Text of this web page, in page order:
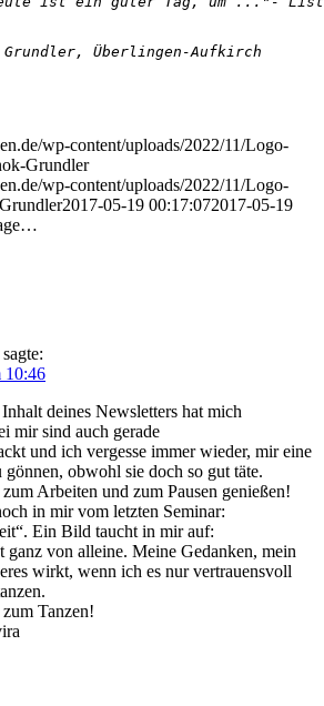
Überlingen-Aufkirch
wp-content/uploads/2022/11/Logo-
Grundler
wp-content/uploads/2022/11/Logo-
2017-05-19 00:17:072017-05-19
sagte:
10:46
deines Newsletters hat mich
mir sind auch gerade
und ich vergesse immer wieder, mir eine
gönnen, obwohl sie doch so gut täte.
Arbeiten und zum Pausen genießen!
in mir vom letzten Seminar:
Ein Bild taucht in mir auf:
von alleine. Meine Gedanken, mein
wirkt, wenn ich es nur vertrauensvoll
Tanzen!